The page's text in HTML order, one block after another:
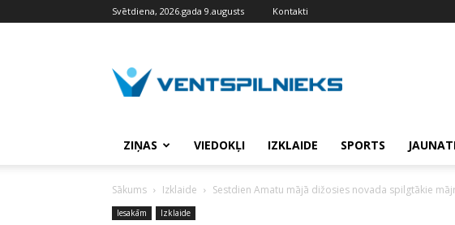
Svētdiena, 2026.gada 9.augusts Kontakti
ZIŅAS VIEDOKĻI IZKLAIDE SPORTS
Sākums Izklaide Sestdien Amatu mājā dižosies novada spilgtākie
Iesakām Izklaide